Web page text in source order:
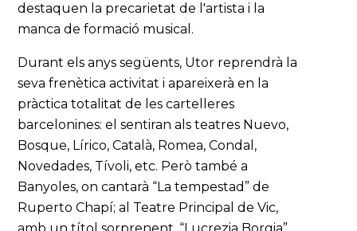
destaquen la precarietat de l'artista i la
manca de formació musical.
Durant els anys següents, Utor reprendrà la
seva frenètica activitat i apareixerà en la
pràctica totalitat de les cartelleres
barcelonines: el sentiran als teatres Nuevo,
Bosque, Lírico, Català, Romea, Condal,
Novedades, Tívoli, etc. Però també a
Banyoles, on cantarà “La tempestad” de
Ruperto Chapí; al Teatre Principal de Vic,